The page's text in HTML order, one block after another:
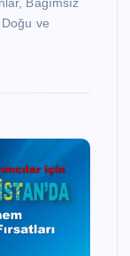
Bağımsız
ve